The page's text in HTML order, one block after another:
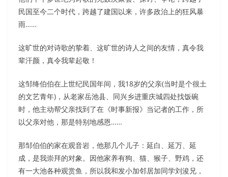
民国至今二个时代，跨越了建国以来，许多政治上的狂风暴
雨……
这旷世的对诗歌的挚着、这旷世的诗人之间的友情，真令我
辈汗颜，真令我辈起敬！
这邹绛伯伯在上世纪民国年间，我18岁的父亲(当时是个很土
的文艺青年)，从老家岳池县、同兴乡进重庆城四处找饭碗
时，他主动帮父亲找到了在《时事新报》当记者的工作，所
以父亲对他，那是特别地感恩……
那邹伯伯的家在观音岩，他那几个儿子：延白、延万、延
成，是我崇拜的对象。因他家养有狗、猫、猴子、野鸡，还
有一大池各种观赏鱼，所以我和发小加邻居加同学刘浚兄，